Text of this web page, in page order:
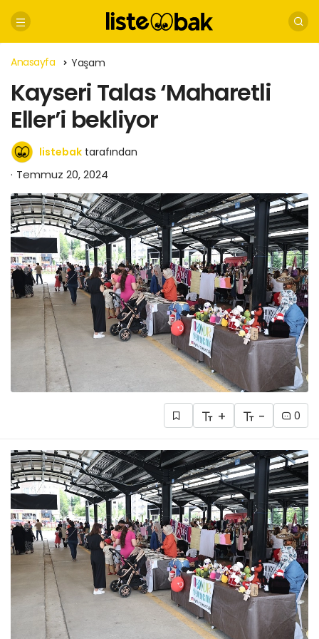
Anasayfa Yaşam
Kayseri Talas ‘Maharetli
Eller’i bekliyor
listebak tarafından
Temmuz 20, 2024
+ - 0